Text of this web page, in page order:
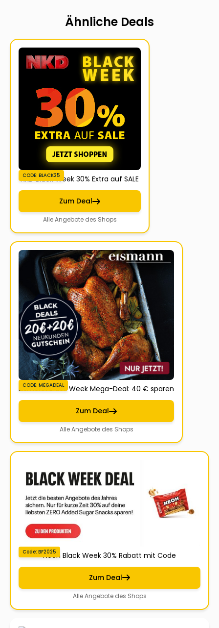
Ähnliche Deals
CODE: BLACK25
NKD Black Week 30% Extra auf SALE
Zum Deal
Alle Angebote des Shops
CODE: MEGADEAL
Eismann Black Week Mega-Deal: 40 € sparen
Zum Deal
Alle Angebote des Shops
Code: BF2025Neoh Black Week 30% Rabatt mit Code
Zum Deal
Alle Angebote des Shops